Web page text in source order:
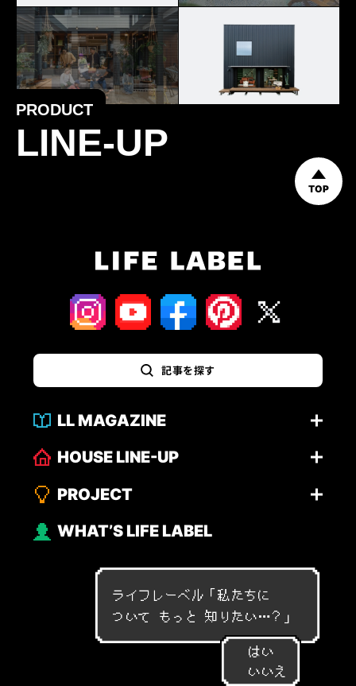
PRODUCT
LINE-UP
TOP
記事を探す
LL MAGAZINE
HOUSE LINE-UP
PROJECT
WHAT’S LIFE LABEL
ライフレーベル「私 たちに
つ いて も っ と 知 り た い…？ 」
はい
いいえ